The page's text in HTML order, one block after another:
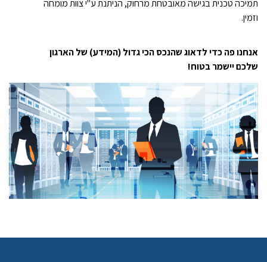
תמיכה טכנית בגישה מאובטחת מרחוק, הניתנת ע"י צוות מומחה
וזמין.
אנחנו פה כדי לדאוג שהנכס הכי גדול (המידע) של הארגון
שלכם יישמר בטוח!